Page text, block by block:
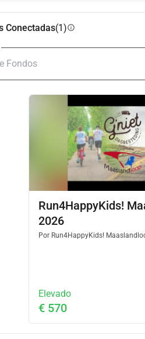
Conectadas(1)info
Run4HappyKids!
2026
Por Run4HappyKids!
Elevado
€ 570